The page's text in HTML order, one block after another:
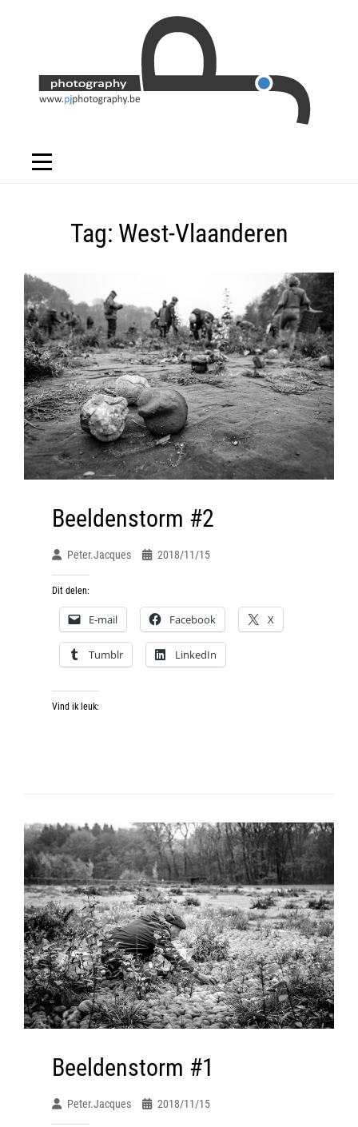
Tag: West-Vlaanderen
Beeldenstorm #2
Peter.jacques 2018/11/15
Dit delen:
E-mail Facebook X
Tumblr LinkedIn
Vind ik leuk:
Beeldenstorm #1
Peter.jacques 2018/11/15